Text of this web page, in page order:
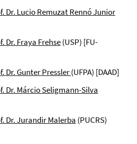
Dr. Lucio Remuzat Rennó Junior
Dr. Fraya Frehse(USP) [FU-
Dr. Gunter Pressler(UFPA) [DAAD]
Dr. Márcio Seligmann-Silva
Dr. Jurandir Malerba (PUCRS)